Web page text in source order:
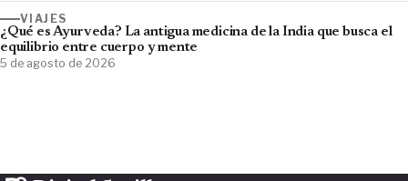
VIAJES
¿Qué es Ayurveda? La antigua medicina de la India que busca el
equilibrio entre cuerpo y mente
5 de agosto de 2026